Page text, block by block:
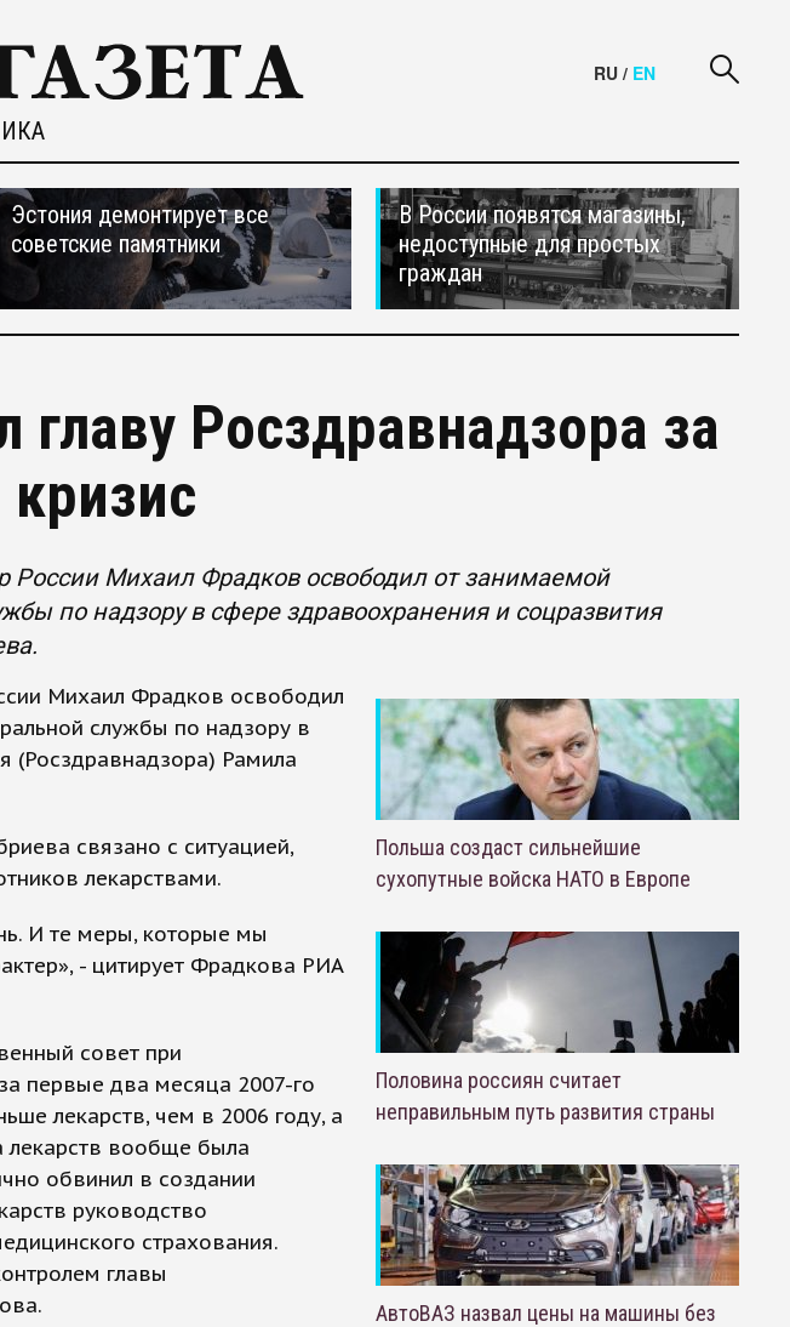
RU / EN
Эстония демонтирует все
советские памятники
В России появятся магазины,
недоступные для простых
граждан
главу Росздравнадзора за
России Михаил Фрадков освободил от занимаемой
по надзору в сфере здравоохранения и соцразвития
Михаил Фрадков освободил
службы по надзору в
(Росздравнадзора) Рамила
связано с ситуацией,
лекарствами.
И те меры, которые мы
- цитирует Фрадкова РИА
совет при
первые два месяца 2007-го
лекарств, чем в 2006 году, а
лекарств вообще была
обвинил в создании
руководство
страхования.
главы
Польша создаст сильнейшие
сухопутные войска НАТО в Европе
Половина россиян считает
неправильным путь развития страны
АвтоВАЗ назвал цены на машины без